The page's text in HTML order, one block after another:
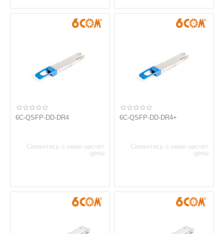
6C-QSFP-DD-DR4
Свяжитесь с нами насчёт
цены
6C-QSFP-DD-DR4+
Свяжитесь с нами насчёт
цены